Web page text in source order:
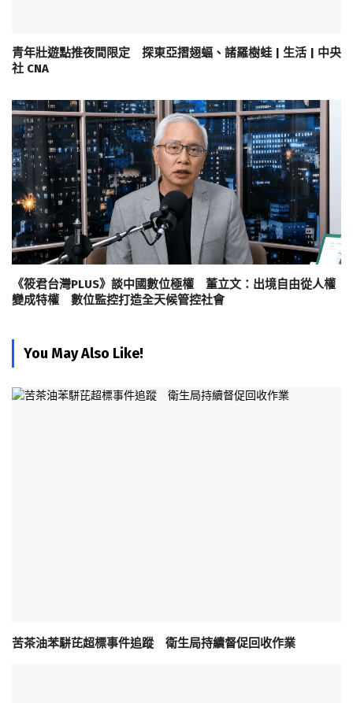
青年壯遊點推夜間限定 探東亞摺翅蝠、諸羅樹蛙 | 生活 | 中央
社 CNA
《筱君台灣PLUS》談中國數位極權 董立文：出境自由從人權
變成特權 數位監控打造全天候管控社會
You May Also Like!
苦茶油苯駢芘超標事件追蹤 衛生局持續督促回收作業